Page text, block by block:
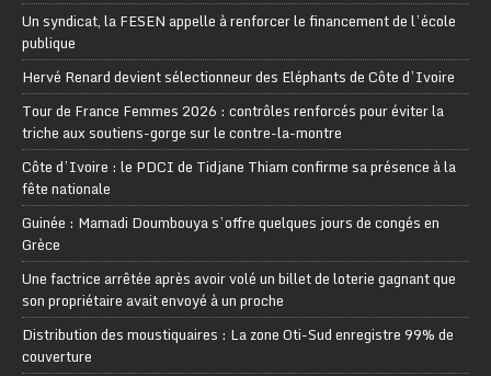
Un syndicat, la FESEN appelle à renforcer le financement de l’école
publique
Hervé Renard devient sélectionneur des Eléphants de Côte d’Ivoire
Tour de France Femmes 2026 : contrôles renforcés pour éviter la
triche aux soutiens-gorge sur le contre-la-montre
Côte d’Ivoire : le PDCI de Tidjane Thiam confirme sa présence à la
fête nationale
Guinée : Mamadi Doumbouya s’offre quelques jours de congés en
Grèce
Une factrice arrêtée après avoir volé un billet de loterie gagnant que
son propriétaire avait envoyé à un proche
Distribution des moustiquaires : La zone Oti-Sud enregistre 99% de
couverture